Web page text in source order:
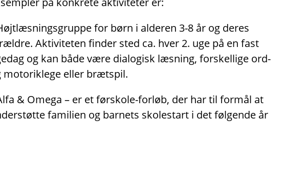
for børn i alderen 3-8 år og deres
Aktiviteten finder sted ca. hver 2. uge på en fast
og kan både være dialogisk læsning, forskellige ord-
motoriklege eller brætspil.
& Omega – er et førskole-forløb, der har til formål at
familien og barnets skolestart i det følgende år